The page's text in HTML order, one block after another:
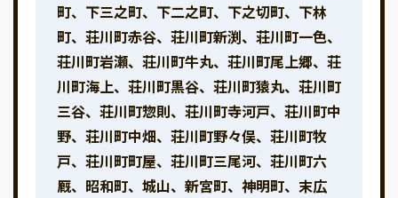
町、下三之町、下二之町、下之切町、下林
町、荘川町赤谷、荘川町新渕、荘川町一色、
荘川町岩瀬、荘川町牛丸、荘川町尾上郷、荘
川町海上、荘川町黒谷、荘川町猿丸、荘川町
三谷、荘川町惣則、荘川町寺河戸、荘川町中
野、荘川町中畑、荘川町野々俣、荘川町牧
戸、荘川町町屋、荘川町三尾河、荘川町六
厩、昭和町、城山、新宮町、神明町、末広